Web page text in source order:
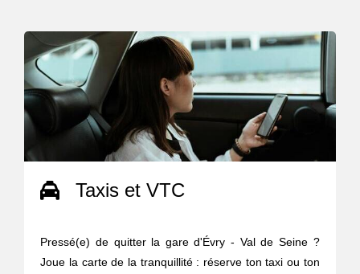
Taxis et VTC
Pressé(e) de quitter la gare d'Évry - Val de Seine ?
Joue la carte de la tranquillité : réserve ton taxi ou ton